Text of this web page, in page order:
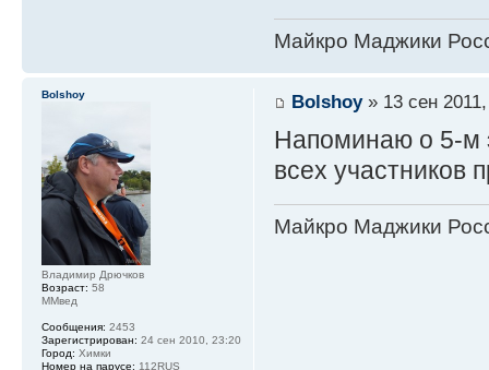
Майкро Маджики
Bolshoy» 13 сен
Напоминаю о 5-м
всех участников
Майкро Маджики
Bolshoy
Владимир Дрючков
Возраст: 58
ММвед
Сообщения: 2453
Зарегистрирован: 24 сен 2010, 23:20
Город: Химки
Номер на парусе: 112RUS